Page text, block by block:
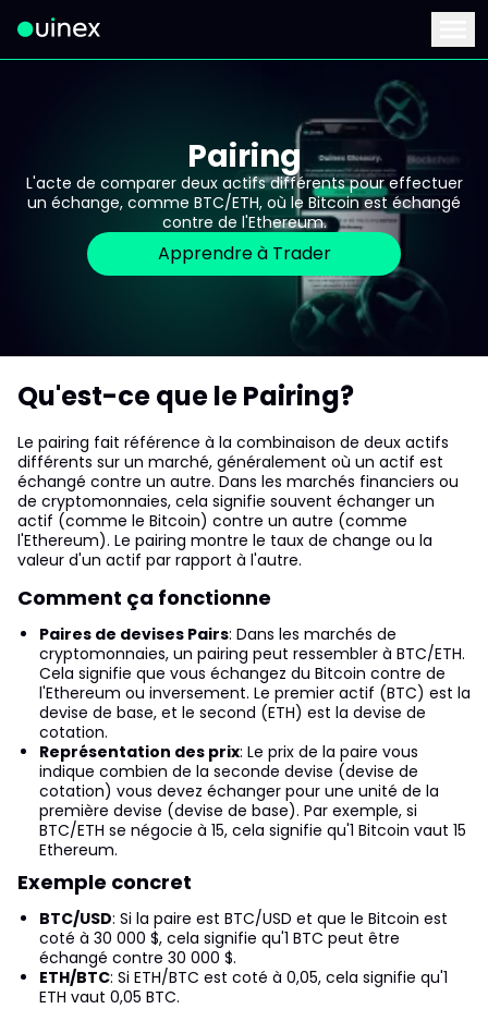
Ceci est le logo et, si vous cliquez dessus, vous serez
Pairing
L'acte de comparer deux actifs différents pour effectuer
un échange, comme BTC/ETH, où le Bitcoin est échangé
contre de l'Ethereum.
Apprendre à Trader
Qu'est-ce que le Pairing?
Le pairing fait référence à la combinaison de deux actifs
différents sur un marché, généralement où un actif est
échangé contre un autre. Dans les marchés financiers ou
de cryptomonnaies, cela signifie souvent échanger un
actif (comme le Bitcoin) contre un autre (comme
l'Ethereum). Le pairing montre le taux de change ou la
valeur d'un actif par rapport à l'autre.
Comment ça fonctionne
Paires de devises Pairs: Dans les marchés de
cryptomonnaies, un pairing peut ressembler à BTC/ETH.
Cela signifie que vous échangez du Bitcoin contre de
l'Ethereum ou inversement. Le premier actif (BTC) est la
devise de base, et le second (ETH) est la devise de
cotation.
Représentation des prix: Le prix de la paire vous
indique combien de la seconde devise (devise de
cotation) vous devez échanger pour une unité de la
première devise (devise de base). Par exemple, si
BTC/ETH se négocie à 15, cela signifie qu'1 Bitcoin vaut 15
Ethereum.
Exemple concret
BTC/USD: Si la paire est BTC/USD et que le Bitcoin est
coté à 30 000 $, cela signifie qu'1 BTC peut être
échangé contre 30 000 $.
ETH/BTC: Si ETH/BTC est coté à 0,05, cela signifie qu'1
ETH vaut 0,05 BTC.